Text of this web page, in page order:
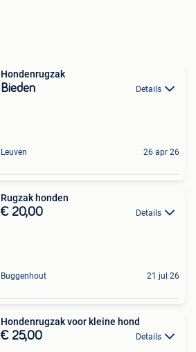
Hondenrugzak
Bieden Details
Leuven 26 apr 26
Rugzak honden
€ 20,00 Details
Buggenhout 21 jul 26
Hondenrugzak voor kleine hond
€ 25,00 Details